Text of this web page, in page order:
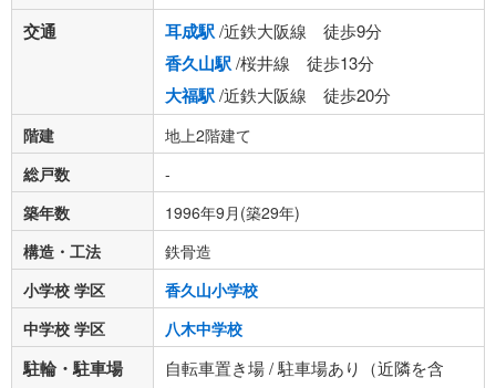
交通 耳成駅/近鉄大阪線 徒歩9分
香久山駅/桜井線 徒歩13分
大福駅/近鉄大阪線 徒歩20分
階建
地上2階建て
総戸数
-
築年数
1996年9月(築29年)
構造・工法
鉄骨造
小学校 学区
香久山小学校
中学校 学区
八木中学校
駐輪・駐車場
自転車置き場 / 駐車場あり（近隣を含